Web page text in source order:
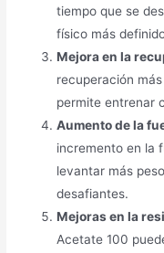
tiempo que se
físico más
Mejora en la
recuperación
permite entrenar
Aumento de la
incremento en la
levantar más
desafiantes.
Mejoras en la
Acetate 100